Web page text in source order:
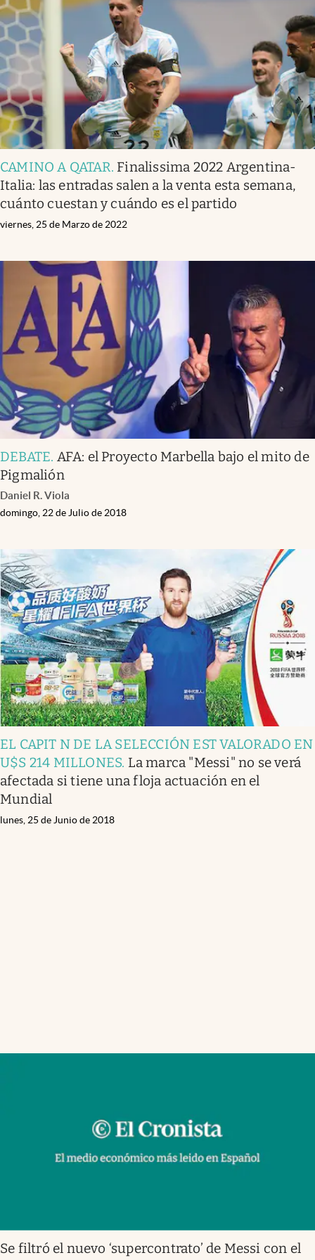
Infotechnology
Clase
Clima
Mundial 2026
Eventos Corporativos
El Cronista Studio
Mediakit
abre en nueva pestaña
Argentina
CAMINO A QATAR. Finalissima 2022 Argentina-
Italia: las entradas salen a la venta esta semana,
cuánto cuestan y cuándo es el partido
viernes, 25 de Marzo de 2022
DEBATE. AFA: el Proyecto Marbella bajo el mito de
Pigmalión
Daniel R. Viola
domingo, 22 de Julio de 2018
EL CAPIT N DE LA SELECCIÓN EST VALORADO EN
U$S 214 MILLONES. La marca "Messi" no se verá
afectada si tiene una floja actuación en el
Mundial
lunes, 25 de Junio de 2018
Se filtró el nuevo ‘supercontrato’ de Messi con el